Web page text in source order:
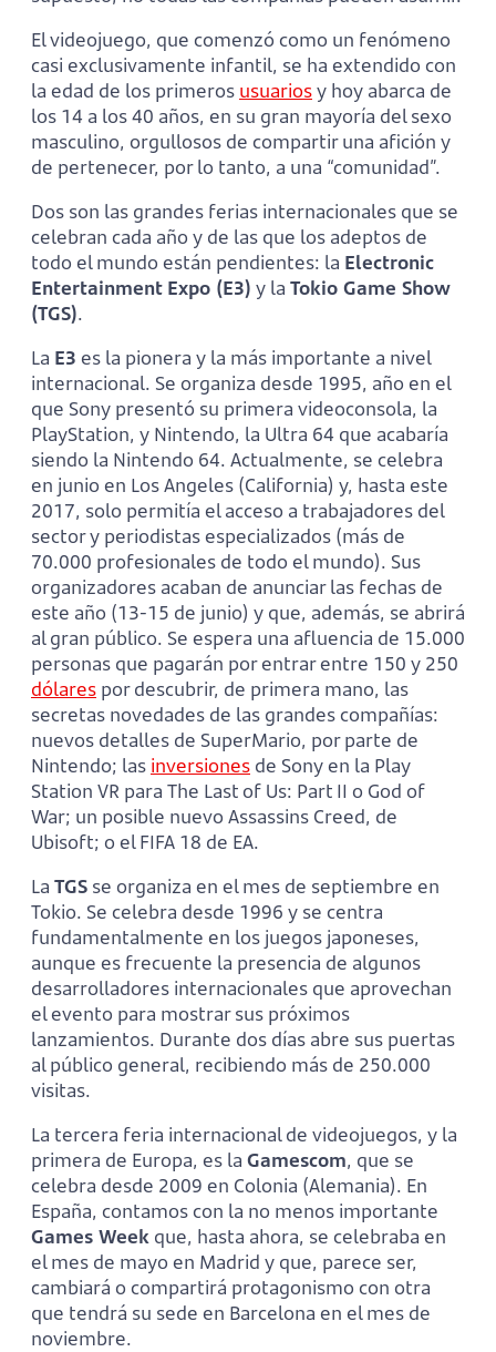
El videojuego, que comenzó como un fenómeno
casi exclusivamente infantil, se ha extendido con
la edad de los primeros usuariosy hoy abarca de
los 14 a los 40 años, en su gran mayoría del sexo
masculino, orgullosos de compartir una afición y
de pertenecer, por lo tanto, a una “comunidad”.
Dos son las grandes ferias internacionales que se
celebran cada año y de las que los adeptos de
todo el mundo están pendientes: la Electronic
Entertainment Expo (E3) y la Tokio Game Show
(TGS).
La E3 es la pionera y la más importante a nivel
internacional. Se organiza desde 1995, año en el
que Sony presentó su primera videoconsola, la
PlayStation, y Nintendo, la Ultra 64 que acabaría
siendo la Nintendo 64. Actualmente, se celebra
en junio en Los Angeles (California) y, hasta este
2017, solo permitía el acceso a trabajadores del
sector y periodistas especializados (más de
70.000 profesionales de todo el mundo). Sus
organizadores acaban de anunciar las fechas de
este año (13-15 de junio) y que, además, se abrirá
al gran público. Se espera una afluencia de 15.000
personas que pagarán por entrar entre 150 y 250
dólares por descubrir, de primera mano, las
secretas novedades de las grandes compañías:
nuevos detalles de SuperMario, por parte de
Nintendo; las inversiones de Sony en la Play
Station VR para The Last of Us: Part II o God of
War; un posible nuevo Assassins Creed, de
Ubisoft; o el FIFA 18 de EA.
La TGS se organiza en el mes de septiembre en
Tokio. Se celebra desde 1996 y se centra
fundamentalmente en los juegos japoneses,
aunque es frecuente la presencia de algunos
desarrolladores internacionales que aprovechan
el evento para mostrar sus próximos
lanzamientos. Durante dos días abre sus puertas
al público general, recibiendo más de 250.000
visitas.
La tercera feria internacional de videojuegos, y la
primera de Europa, es la Gamescom, que se
celebra desde 2009 en Colonia (Alemania). En
España, contamos con la no menos importante
Games Week que, hasta ahora, se celebraba en
el mes de mayo en Madrid y que, parece ser,
cambiará o compartirá protagonismo con otra
que tendrá su sede en Barcelona en el mes de
noviembre.